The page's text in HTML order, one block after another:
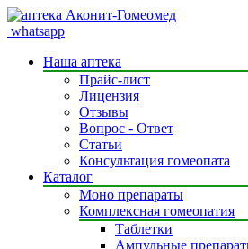
whatsapp
Наша аптека
Прайс-лист
Лицензия
Отзывы
Вопрос - Ответ
Статьи
Консультация гомеопата
Каталог
Моно препараты
Комплексная гомеопатия
Таблетки
Ампульные